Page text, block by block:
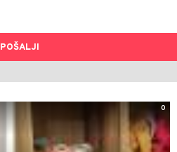
POŠALJI
0